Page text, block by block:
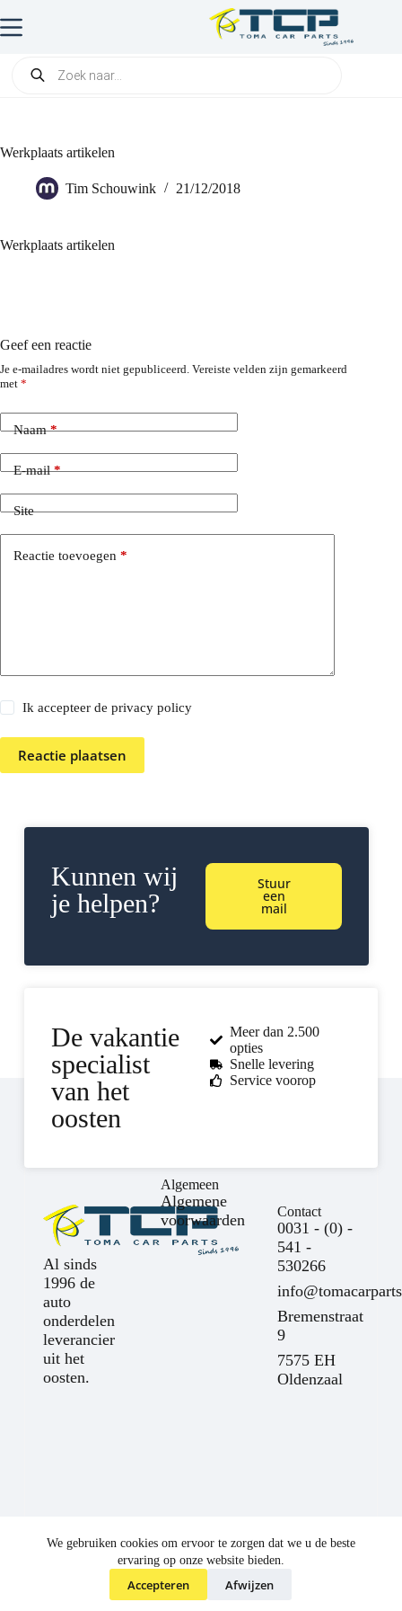
We gebruiken cookies om ervoor te zorgen dat we u de beste
ervaring op onze website bieden.
Accepteren Afwijzen
Werkplaats artikelen
Tim Schouwink 21/12/2018
Werkplaats artikelen
Geef een reactie
Je e-mailadres wordt niet gepubliceerd. Vereiste velden zijn gemarkeerd
met *
Naam*
E-mail*
Site
Reactie toevoegen *
Ik accepteer de privacy policy
Reactie plaatsen
Kunnen wij
je helpen?
Stuur
een
mail
De vakantie
specialist
van het
oosten
Meer dan 2.500
opties
Snelle levering
Service voorop
Al sinds
1996 de
auto
onderdelen
leverancier
uit het
oosten.
Algemeen
Algemene
voorwaarden
Contact
0031 - (0) -
541 -
530266
Bremenstraat
9
7575 EH
Oldenzaal
Toma Car Parts2025